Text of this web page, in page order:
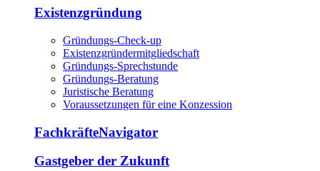
Existenzgründung
Gründungs-Check-up
Existenzgründermitgliedschaft
Gründungs-Sprechstunde
Gründungs-Beratung
Juristische Beratung
Voraussetzungen für eine Konzession
FachkräfteNavigator
Gastgeber der Zukunft